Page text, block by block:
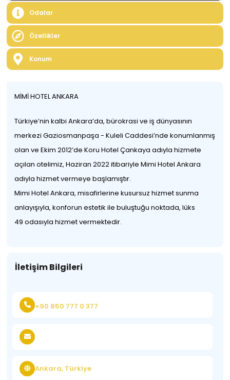
Odalar
Özellikler
Konum
MİMİ HOTEL ANKARA
Türkiye’nin kalbi Ankara’da, bürokrasi ve iş dünyasının
merkezi Gaziosmanpaşa - Kuleli Caddesi’nde konumlanmış
olan ve Ekim 2012’de Koru Hotel Çankaya adıyla hizmete
açılan otelimiz, Haziran 2022 itibariyle Mimi Hotel Ankara
adıyla hizmet vermeye başlamıştır.
Mimi Hotel Ankara, misafirlerine kusursuz hizmet sunma
anlayışıyla, konforun estetik ile buluştuğu noktada, lüks
49 odasıyla hizmet vermektedir.
İletişim Bilgileri
+90 850 777 0 377
Ankara, Türkiye